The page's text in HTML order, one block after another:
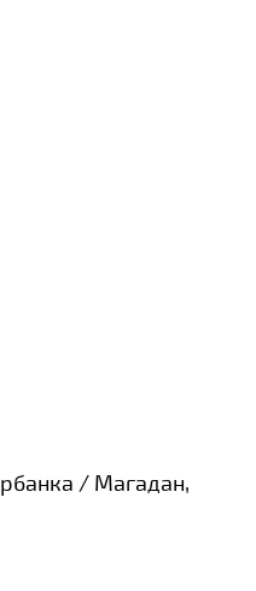
/ Магадан,